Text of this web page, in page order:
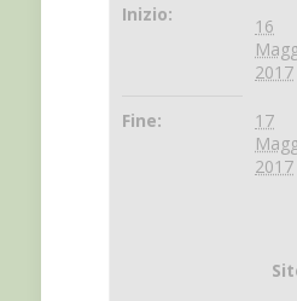
Inizio:
16
2017
Fine:
17
2017